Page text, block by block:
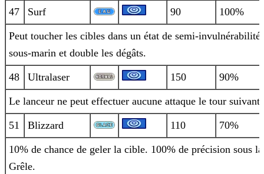
47 Surf 90 100%
Peut toucher les cibles dans un état de semi-invulnérabilité
sous-marin et double les dégâts.
48 Ultralaser 150 90%
Le lanceur ne peut effectuer aucune attaque le tour suivant.
51 Blizzard 110 70%
10% de chance de geler la cible. 100% de précision sous la
Grêle.